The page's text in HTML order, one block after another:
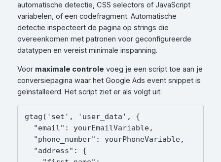
automatische detectie, CSS selectors of JavaScript
variabelen, of een codefragment. Automatische
detectie inspecteert de pagina op strings die
overeenkomen met patronen voor geconfigureerde
datatypen en vereist minimale inspanning.
Voor maximale controle voeg je een script toe aan je
conversiepagina waar het Google Ads event snippet is
geïnstalleerd. Het script ziet er als volgt uit:
gtag('set', 'user_data', {